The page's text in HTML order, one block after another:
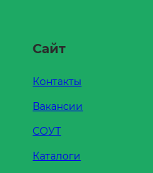
Сайт
Контакты
Вакансии
СОУТ
Каталоги